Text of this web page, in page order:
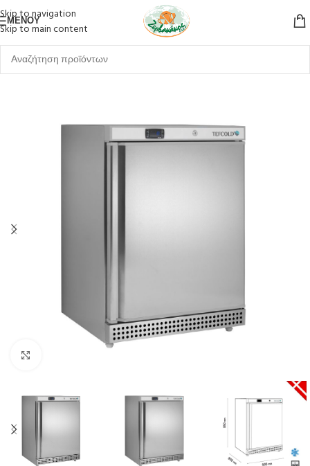
Skip to navigation
Skip to main content
ΜΕΝΟΎ